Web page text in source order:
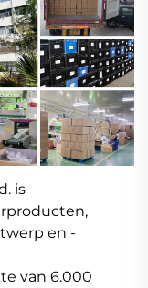
is
en -
van 6.000